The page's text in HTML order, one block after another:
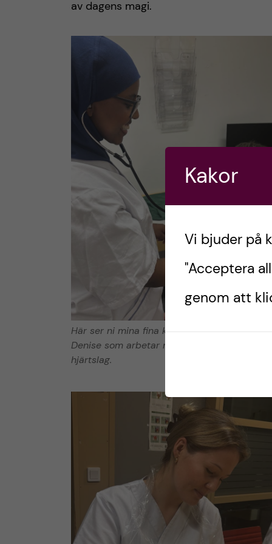
av dagens magi.
Här ser ni mina fina klasskamrater Anfa och
Denise som arbetar med stetoskopet för att
hjärtslag.
Kakor
Vi bjuder på
"Acceptera
genom att